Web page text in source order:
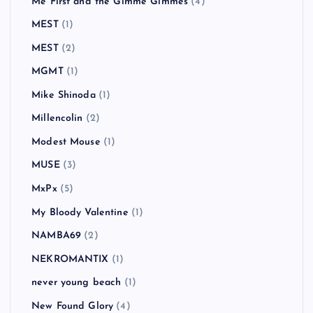
MEST(1)
MEST(2)
MGMT(1)
Mike Shinoda(1)
Millencolin (2)
Modest Mouse (1)
MUSE(3)
MxPx(5)
My Bloody Valentine (1)
NAMBA69 (2)
NEKROMANTIX (1)
never young beach (1)
New Found Glory (4)